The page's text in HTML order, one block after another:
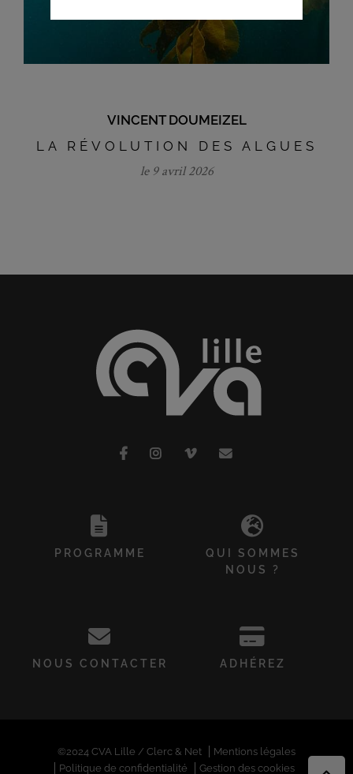
VINCENT DOUMEIZEL
LA RÉVOLUTION DES ALGUES
le 9 avril 2026
PROGRAMME
QUI SOMMES
NOUS ?
NOUS CONTACTER ADHÉREZ
©2024 CVA Lille / Clerc & Net
Mentions légales
Politique de confidentialité
Gestion des cookies